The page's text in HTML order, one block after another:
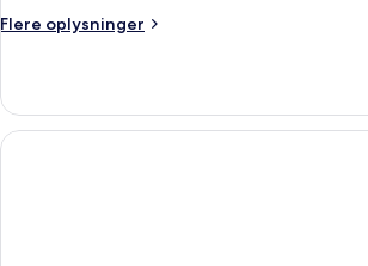
Flere oplysninger
Flere
Suite